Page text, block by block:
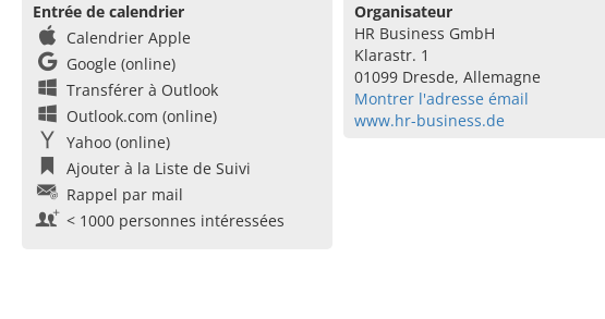
Entrée de calendrier
Calendrier Apple
Google (online)
Transférer à Outlook
Outlook.com (online)
Yahoo (online)
Ajouter à la Liste de Suivi
Rappel par mail
< 1000 personnes intéressées
Organisateur
HR Business GmbH
Klarastr. 1
01099 Dresde, Allemagne
Montrer l'adresse émail
www.hr-business.de